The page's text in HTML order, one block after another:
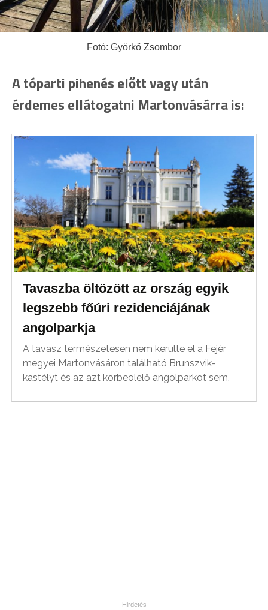
Fotó: Györkő Zsombor
A tóparti pihenés előtt vagy után
érdemes ellátogatni Martonvásárra is:
Tavaszba öltözött az ország egyik
legszebb főúri rezidenciájának
angolparkja
A tavasz természetesen nem kerülte el a Fejér
megyei Martonvásáron található Brunszvik-
kastélyt és az azt körbeölelő angolparkot sem.